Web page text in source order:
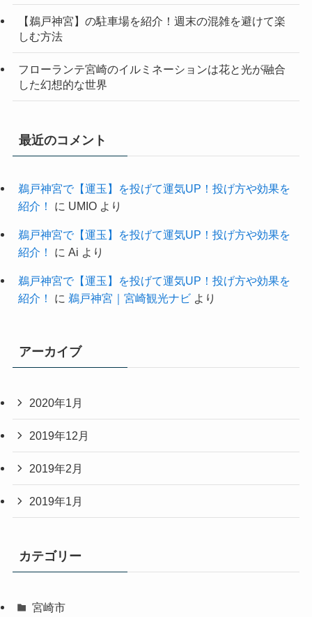
【鵜戸神宮】の駐車場を紹介！週末の混雑を避けて楽
しむ方法
フローランテ宮崎のイルミネーションは花と光が融合
した幻想的な世界
最近のコメント
鵜戸神宮で【運玉】を投げて運気UP！投げ方や効果を
紹介！
に UMIOより
鵜戸神宮で【運玉】を投げて運気UP！投げ方や効果を
紹介！
に Ai より
鵜戸神宮で【運玉】を投げて運気UP！投げ方や効果を
紹介！
に 鵜戸神宮｜宮崎観光ナビより
アーカイブ
2020年1月
2019年12月
2019年2月
2019年1月
カテゴリー
宮崎市